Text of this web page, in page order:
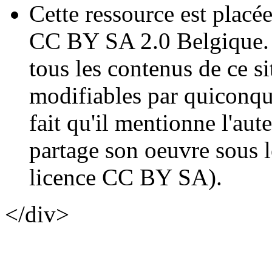
Cette ressource est
CC BY SA 2.0
tous les contenus de ce
modifiables par
fait qu'il mentionne
partage son oeuvre sous
licence CC BY SA).
</div>